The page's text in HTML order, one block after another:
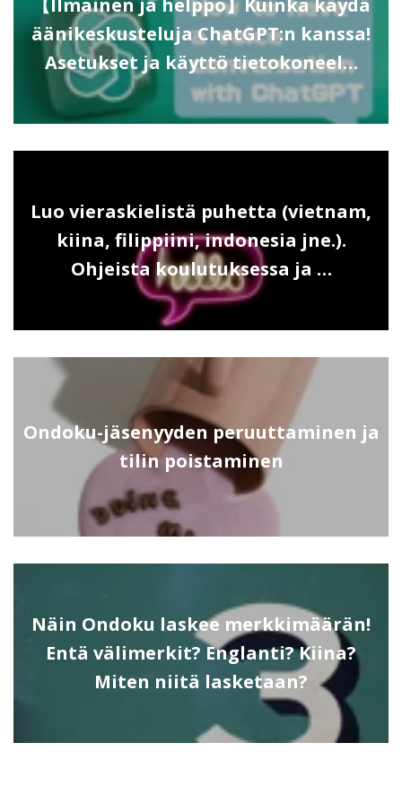
【Ilmainen ja helppo】Kuinka käydä
äänikeskusteluja ChatGPT:n kanssa!
Asetukset ja käyttö tietokoneel…
Luo vieraskielistä puhetta (vietnam,
kiina, filippiini, indonesia jne.).
Ohjeista koulutuksessa ja …
Ondoku-jäsenyyden peruuttaminen ja
tilin poistaminen
Näin Ondoku laskee merkkimäärän!
Entä välimerkit? Englanti? Kiina?
Miten niitä lasketaan?